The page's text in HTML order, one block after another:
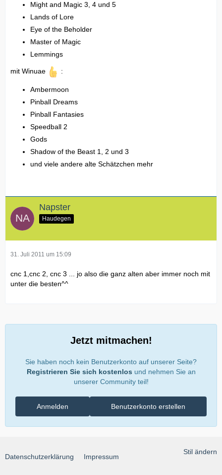
Might and Magic 3, 4 und 5
Lands of Lore
Eye of the Beholder
Master of Magic
Lemmings
mit Winuae :
Ambermoon
Pinball Dreams
Pinball Fantasies
Speedball 2
Gods
Shadow of the Beast 1, 2 und 3
und viele andere alte Schätzchen mehr
Napster
Haudegen
31. Juli 2011 um 15:09
cnc 1,cnc 2, cnc 3 ... jo also die ganz alten aber immer noch mit
unter die besten^^
Jetzt mitmachen!
Sie haben noch kein Benutzerkonto auf unserer Seite?
Registrieren Sie sich kostenlos und nehmen Sie an
unserer Community teil!
Benutzerkonto erstellen
Anmelden
Stil ändern
Datenschutzerklärung Impressum